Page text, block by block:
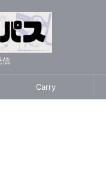
信
Carry